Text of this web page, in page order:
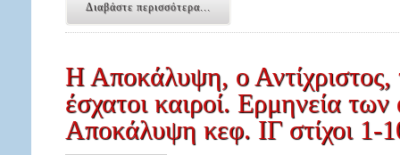
Διαβάστε περισσότερα...
Η Αποκάλυψη, ο Αντίχριστος,
έσχατοι καιροί. Ερμηνεία
Αποκάλυψη κεφ. ΙΓ στίχοι 1-